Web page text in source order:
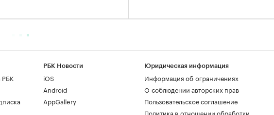
РБК
РБК Новости
iOS
Android
AppGallery
Юридическая информация
Информация об ограничениях
О соблюдении авторских прав
Пользовательское соглашение
Политика в отношении обработки